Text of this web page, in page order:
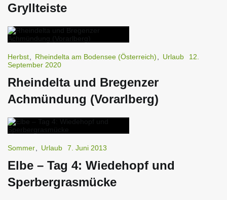
Gryllteiste
Herbst Rheindelta am Bodensee (Österreich) Urlaub
12.
September 2020
Rheindelta und Bregenzer
Achmündung (Vorarlberg)
Sommer Urlaub 7. Juni 2013
Elbe – Tag 4: Wiedehopf und
Sperbergrasmücke